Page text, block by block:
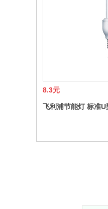
8.3元
飞利浦节能灯 标准U